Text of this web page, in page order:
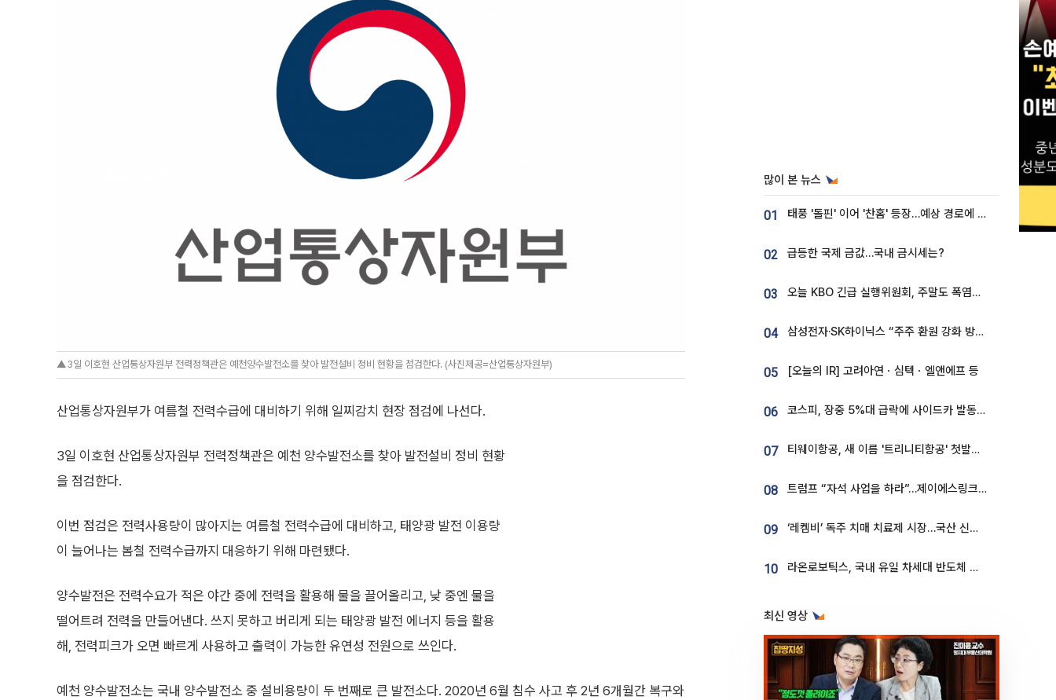
▲3일 이호현 산업통상자원부 전력정책관은 예천양수발전소를 찾아 발전설비 정비 현황을 점검한다. (사진제공=산업통상자원부)
산업통상자원부가 여름철 전력수급에 대비하기 위해 일찌감치 현장 점검에 나선다.
3일 이호현 산업통상자원부 전력정책관은 예천 양수발전소를 찾아 발전설비 정비 현황
을 점검한다.
이번 점검은 전력사용량이 많아지는 여름철 전력수급에 대비하고, 태양광 발전 이용량
이 늘어나는 봄철 전력수급까지 대응하기 위해 마련됐다.
양수발전은 전력수요가 적은 야간 중에 전력을 활용해 물을 끌어올리고, 낮 중엔 물을
떨어트려 전력을 만들어낸다. 쓰지 못하고 버리게 되는 태양광 발전 에너지 등을 활용
해, 전력피크가 오면 빠르게 사용하고 출력이 가능한 유연성 전원으로 쓰인다.
예천 양수발전소는 국내 양수발전소 중 설비용량이 두 번째로 큰 발전소다. 2020년 6월 침수 사고 후 2년 6개월간 복구와
많이 본 뉴스
01 태풍 '돌핀' 이어 '찬홈' 등장…예상 경로에 한국 '한숨'
02 급등한 국제 금값…국내 금시세는?
03 오늘 KBO 긴급 실행위원회, 주말도 폭염취소 될까
04 삼성전자·SK하이닉스 “주주 환원 강화 방안 마련”
05 [오늘의 IR] 고려아연ㆍ심텍ㆍ엘앤에프 등
06 코스피, 장중 5%대 급락에 사이드카 발동…삼성·SK 동반 폭락
07 티웨이항공, 새 이름 '트리니티항공' 첫발…SSC 전략 본격화
08 트럼프 “자석 사업을 하라”…제이에스링크, 비중국 영구자석 공급망 구축 속도
09 ‘레켐비’ 독주 치매 치료제 시장…국산 신약 등장하나
10 라온로보틱스, 국내 유일 차세대 반도체 공정 로봇 개발 ‘고객사 테스트 진행’
최신 영상